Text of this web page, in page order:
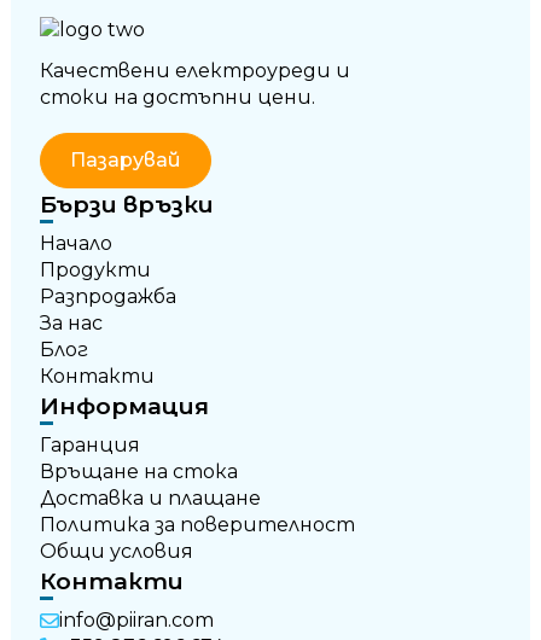
Качествени електроуреди и
стоки на достъпни цени.
Пазарувай
Бързи връзки
Начало
Продукти
Разпродажба
За нас
Блог
Контакти
Информация
Гаранция
Връщане на стока
Доставка и плащане
Политика за поверителност
Общи условия
Контакти
info@piiran.com